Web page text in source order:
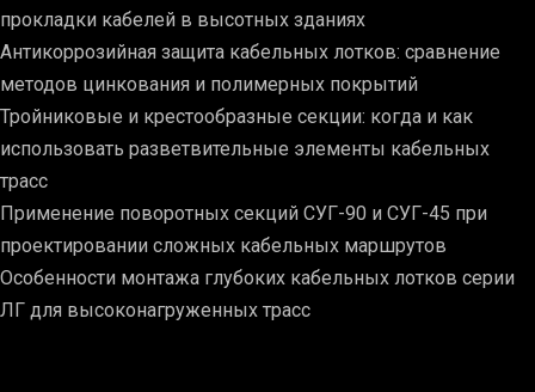
прокладки кабелей в высотных зданиях
Антикоррозийная защита кабельных лотков: сравнение
методов цинкования и полимерных покрытий
Тройниковые и крестообразные секции: когда и как
использовать разветвительные элементы кабельных
трасс
Применение поворотных секций СУГ-90 и СУГ-45 при
проектировании сложных кабельных маршрутов
Особенности монтажа глубоких кабельных лотков серии
ЛГ для высоконагруженных трасс